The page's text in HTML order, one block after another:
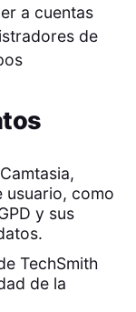
a cuentas
de
usuario, como
y sus
TechSmith
de la